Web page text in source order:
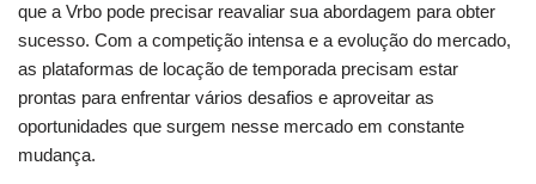
que a Vrbo pode precisar reavaliar sua abordagem para obter
sucesso. Com a competição intensa e a evolução do mercado,
as plataformas de locação de temporada precisam estar
prontas para enfrentar vários desafios e aproveitar as
oportunidades que surgem nesse mercado em constante
mudança.